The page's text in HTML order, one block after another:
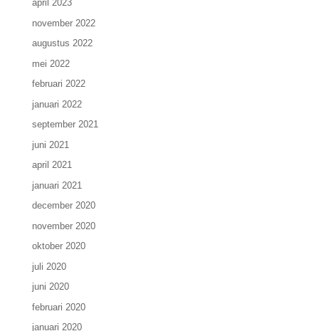
april 2023
november 2022
augustus 2022
mei 2022
februari 2022
januari 2022
september 2021
juni 2021
april 2021
januari 2021
december 2020
november 2020
oktober 2020
juli 2020
juni 2020
februari 2020
januari 2020